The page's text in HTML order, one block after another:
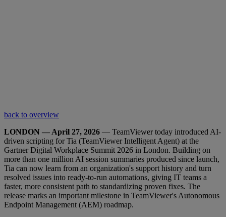
back to overview
LONDON — April 27, 2026 — TeamViewer today introduced AI-
driven scripting for Tia (TeamViewer Intelligent Agent) at the
Gartner Digital Workplace Summit 2026 in London. Building on
more than one million AI session summaries produced since launch,
Tia can now learn from an organization's support history and turn
resolved issues into ready-to-run automations, giving IT teams a
faster, more consistent path to standardizing proven fixes. The
release marks an important milestone in TeamViewer's Autonomous
Endpoint Management (AEM) roadmap.